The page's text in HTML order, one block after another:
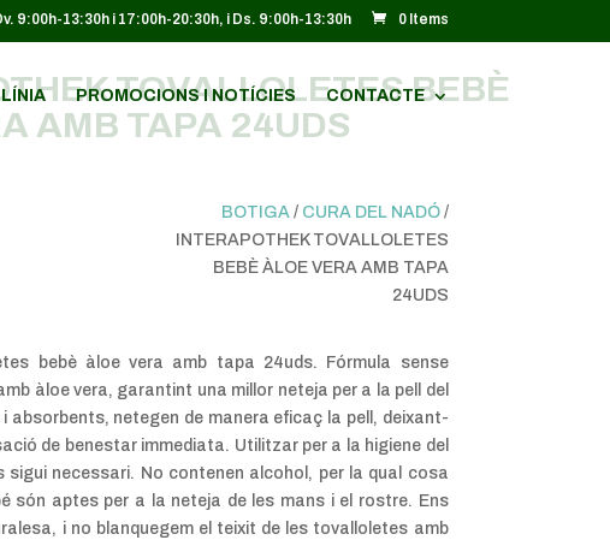
9:00h-13:30h i 17:00h-20:30h, i Ds. 9:00h-13:30h 0 Items
PROMOCIONS I NOTÍCIES CONTACTE
TOVALLOLETES BEBÈ
AMB TAPA 24UDS
BOTIGA/ CURA DEL NADÓ/
INTERAPOTHEK TOVALLOLETES
BEBÈ ÀLOE VERA AMB TAPA
24UDS
bebè àloe vera amb tapa 24uds. Fórmula sense
àloe vera, garantint una millor neteja per a la pell del
absorbents, netegen de manera eficaç la pell, deixant-
de benestar immediata. Utilitzar per a la higiene del
sigui necessari. No contenen alcohol, per la qual cosa
són aptes per a la neteja de les mans i el rostre. Ens
i no blanquegem el teixit de les tovalloletes amb